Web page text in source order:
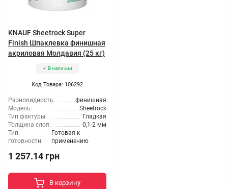
KNAUF Sheetrock Super
Finish Шпаклевка финишная
акриловая Молдавия (25 кг)
В наличии
Код Товара: 106292
Разновидность:
финишная
Модель:
Sheetrock
Тип фактуры:
Гладкая
Толщина слоя:
0,1-2 мм
Тип
готовности:
Готовая к
применению
1 257.14 грн
В корзину